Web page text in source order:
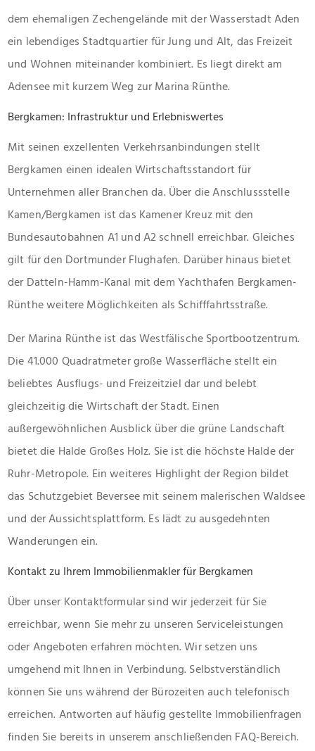
dem ehemaligen Zechengelände mit der Wasserstadt Aden
ein lebendiges Stadtquartier für Jung und Alt, das Freizeit
und Wohnen miteinander kombiniert. Es liegt direkt am
Adensee mit kurzem Weg zur Marina Rünthe.
Bergkamen: Infrastruktur und Erlebniswertes
Mit seinen exzellenten Verkehrsanbindungen stellt
Bergkamen einen idealen Wirtschaftsstandort für
Unternehmen aller Branchen da. Über die Anschlussstelle
Kamen/Bergkamen ist das Kamener Kreuz mit den
Bundesautobahnen A1 und A2 schnell erreichbar. Gleiches
gilt für den Dortmunder Flughafen. Darüber hinaus bietet
der Datteln-Hamm-Kanal mit dem Yachthafen Bergkamen-
Rünthe weitere Möglichkeiten als Schifffahrtsstraße.
Der Marina Rünthe ist das Westfälische Sportbootzentrum.
Die 41.000 Quadratmeter große Wasserfläche stellt ein
beliebtes Ausflugs- und Freizeitziel dar und belebt
gleichzeitig die Wirtschaft der Stadt. Einen
außergewöhnlichen Ausblick über die grüne Landschaft
bietet die Halde Großes Holz. Sie ist die höchste Halde der
Ruhr-Metropole. Ein weiteres Highlight der Region bildet
das Schutzgebiet Beversee mit seinem malerischen Waldsee
und der Aussichtsplattform. Es lädt zu ausgedehnten
Wanderungen ein.
Kontakt zu Ihrem Immobilienmakler für Bergkamen
Über unser Kontaktformular sind wir jederzeit für Sie
erreichbar, wenn Sie mehr zu unseren Serviceleistungen
oder Angeboten erfahren möchten. Wir setzen uns
umgehend mit Ihnen in Verbindung. Selbstverständlich
können Sie uns während der Bürozeiten auch telefonisch
erreichen. Antworten auf häufig gestellte Immobilienfragen
finden Sie bereits in unserem anschließenden FAQ-Bereich.